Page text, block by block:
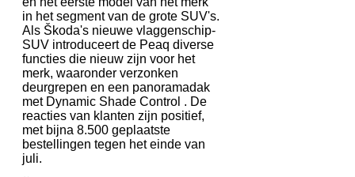
in het segment van de grote SUV's.
Als Škoda's nieuwe vlaggenschip-
SUV introduceert de Peaq diverse
functies die nieuw zijn voor het
merk, waaronder verzonken
deurgrepen en een panoramadak
met Dynamic Shade Control . De
reacties van klanten zijn positief,
met bijna 8.500 geplaatste
bestellingen tegen het einde van
juli.